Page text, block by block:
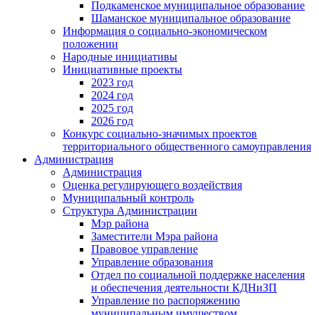
Подкаменское муниципальное образование
Шаманское муниципальное образование
Информация о социально-экономическом
положении
Народные инициативы
Инициативные проекты
2023 год
2024 год
2025 год
2026 год
Конкурс социально-значимых проектов
территориального общественного самоуправления
Администрация
Администрация
Оценка регулирующего воздействия
Муниципальный контроль
Структура Администрации
Мэр района
Заместители Мэра района
Правовое управление
Управление образования
Отдел по социальной поддержке населения
и обеспечения деятельности КДНиЗП
Управление по распоряжению